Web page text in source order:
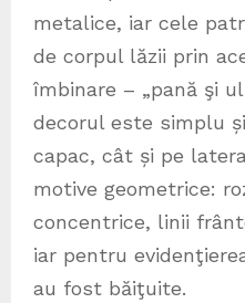
metalice, iar cele
de corpul lăzii prin
îmbinare – „pană şi
decorul este simplu
capac, cât și pe
motive geometrice:
concentrice, linii
iar pentru
au fost băiţuite.